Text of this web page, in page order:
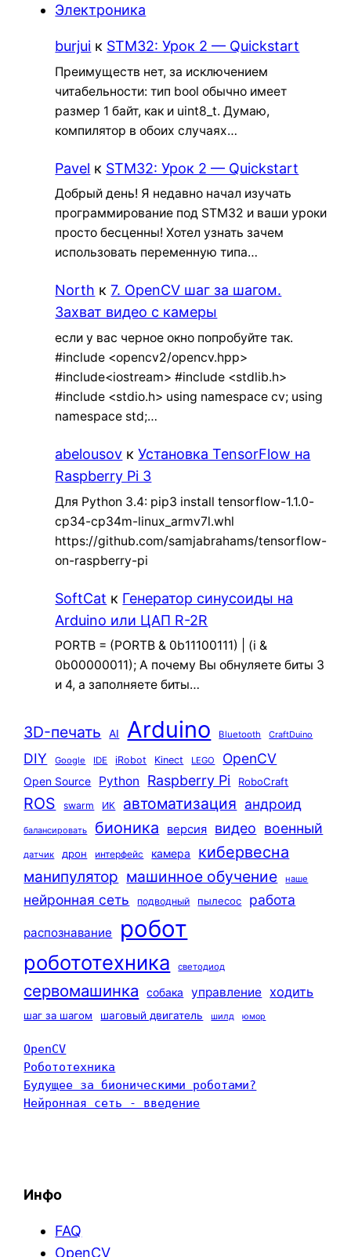
Электроника
burjui к STM32: Урок 2 — Quickstart
Преимуществ нет, за исключением
читабельности: тип bool обычно имеет
размер 1 байт, как и uint8_t. Думаю,
компилятор в обоих случаях…
Pavel к STM32: Урок 2 — Quickstart
Добрый день! Я недавно начал изучать
программирование под STM32 и ваши уроки
просто бесценны! Хотел узнать зачем
использовать переменную типа…
North к7. OpenCV шаг за шагом.
Захват видео с камеры
если у вас черное окно попробуйте так.
#include <opencv2/opencv.hpp>
#include<iostream> #include <stdlib.h>
#include <stdio.h> using namespace cv; using
namespace std;…
abelousov кУстановка TensorFlow на
Raspberry Pi 3
Для Python 3.4: pip3 install tensorflow-1.1.0-
cp34-cp34m-linux_armv7l.whl
https://github.com/samjabrahams/tensorflow-
on-raspberry-pi
SoftCat к Генератор синусоиды на
Arduino или ЦАП R-2R
PORTB = (PORTB & 0b11100111) | (i &
0b00000011); А почему Вы обнуляете биты 3
и 4, а заполняете биты…
3D-печать AI Arduino Bluetooth CraftDuino
DIY Google IDE iRobot Kinect LEGO OpenCV
Open Source Python Raspberry Pi RoboCraft
ROS swarm ИК автоматизация андроид
балансировать бионика версия видео военный
датчик дрон интерфейс камера кибервесна
манипулятор машинное обучение наше
нейронная сеть подводный пылесос работа
распознавание робот
робототехника светодиод
сервомашинка собака управление ходить
шаг за шагом шаговый двигатель шилд юмор
OpenCV
Робототехника
Будущее за бионическими роботами?
Нейронная сеть - введение
Инфо
FAQ
OpenCV